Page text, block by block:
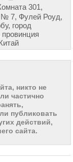
301,
№ 7, Фулей Роуд,
город
провинция
никто не
частично
публиковать
действий,
сайта.